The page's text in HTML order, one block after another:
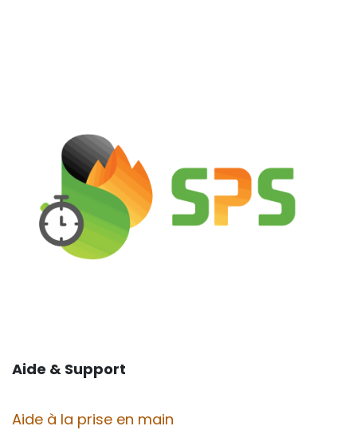
Aide & Support
Aide à la prise en main